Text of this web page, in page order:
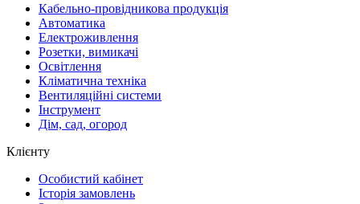
Кабельно-провідникова продукція
Автоматика
Електроживлення
Розетки, вимикачі
Освітлення
Кліматична техніка
Вентиляційні системи
Інструмент
Дім, сад, огород
Клієнту
Особистий кабінет
Історія замовлень